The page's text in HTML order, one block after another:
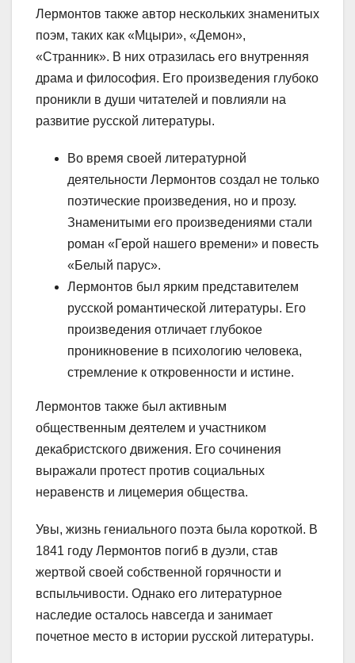
Лермонтов также автор нескольких знаменитых
поэм, таких как «Мцыри», «Демон»,
«Странник». В них отразилась его внутренняя
драма и философия. Его произведения глубоко
проникли в души читателей и повлияли на
развитие русской литературы.
Во время своей литературной
деятельности Лермонтов создал не только
поэтические произведения, но и прозу.
Знаменитыми его произведениями стали
роман «Герой нашего времени» и повесть
«Белый парус».
Лермонтов был ярким представителем
русской романтической литературы. Его
произведения отличает глубокое
проникновение в психологию человека,
стремление к откровенности и истине.
Лермонтов также был активным
общественным деятелем и участником
декабристского движения. Его сочинения
выражали протест против социальных
неравенств и лицемерия общества.
Увы, жизнь гениального поэта была короткой. В
1841 году Лермонтов погиб в дуэли, став
жертвой своей собственной горячности и
вспыльчивости. Однако его литературное
наследие осталось навсегда и занимает
почетное место в истории русской литературы.